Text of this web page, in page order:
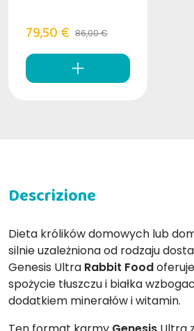
79,50 € 86,00 €
Dieta królików domowych lub
silnie uzależniona od rodzaju
Genesis Ultra Rabbit Food
spożycie tłuszczu i białka
dodatkiem minerałów i witamin.